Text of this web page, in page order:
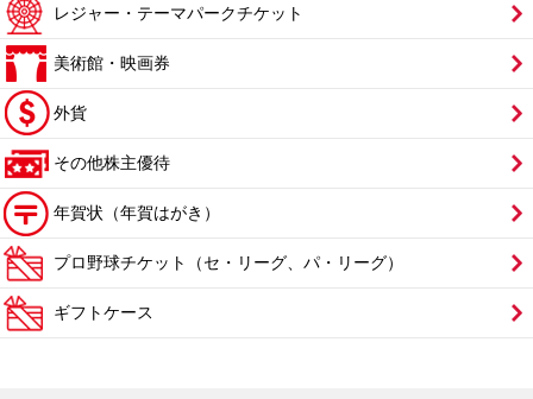
レジャー・テーマパークチケット
美術館・映画券
外貨
その他株主優待
年賀状（年賀はがき）
プロ野球チケット（セ・リーグ、パ・リーグ）
ギフトケース